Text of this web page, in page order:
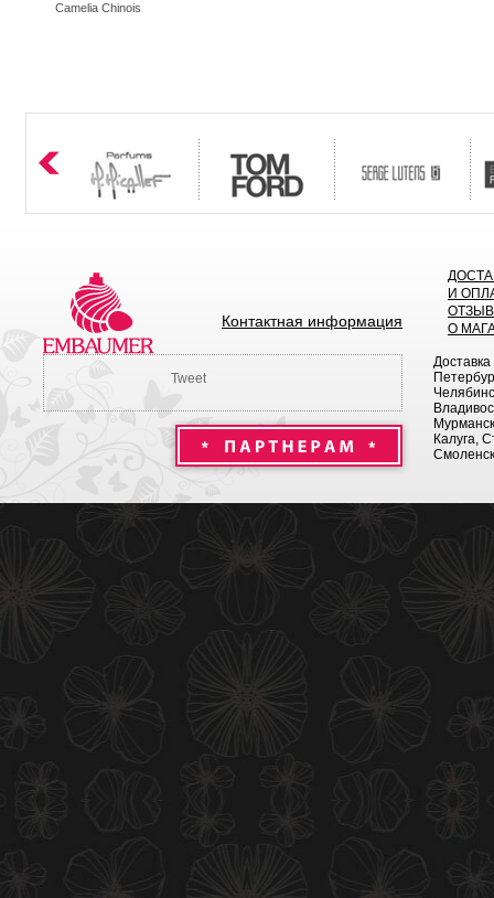
Camelia Chinois
Контактная информация
И
О
Tweet
Калуга,